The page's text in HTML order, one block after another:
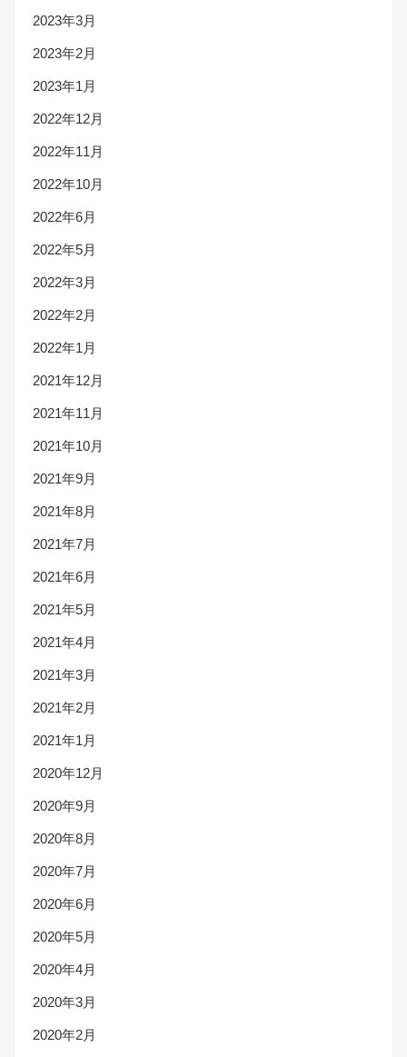
2023年3月
2023年2月
2023年1月
2022年12月
2022年11月
2022年10月
2022年6月
2022年5月
2022年3月
2022年2月
2022年1月
2021年12月
2021年11月
2021年10月
2021年9月
2021年8月
2021年7月
2021年6月
2021年5月
2021年4月
2021年3月
2021年2月
2021年1月
2020年12月
2020年9月
2020年8月
2020年7月
2020年6月
2020年5月
2020年4月
2020年3月
2020年2月